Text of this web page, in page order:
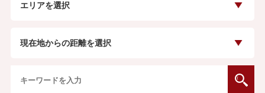
エリアを選択
現在地からの距離を選択